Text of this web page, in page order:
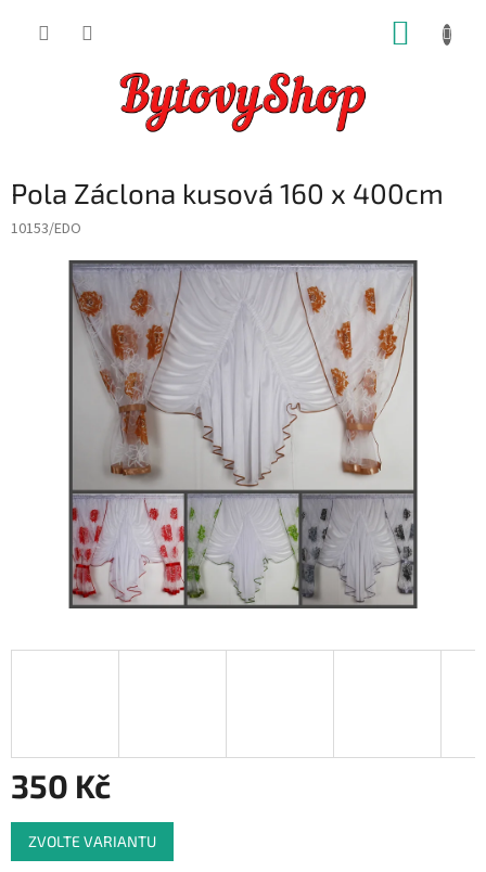
Pola Záclona kusová 160 x 400cm
10153/EDO
350 Kč
Měrná
cena:
ZVOLTE VARIANTU